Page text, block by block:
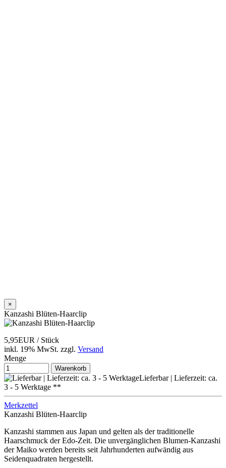
×
Kanzashi Blüten-Haarclip
5,95EUR / Stück
inkl. 19% MwSt. zzgl. Versand
Menge
Warenkorb
Lieferbar | Lieferzeit: ca.
3 - 5 Werktage **
Merkzettel
Kanzashi Blüten-Haarclip
Kanzashi stammen aus Japan und gelten als der traditionelle
Haarschmuck der Edo-Zeit. Die unvergänglichen Blumen-Kanzashi
der Maiko werden bereits seit Jahrhunderten aufwändig aus
Seidenquadraten hergestellt.